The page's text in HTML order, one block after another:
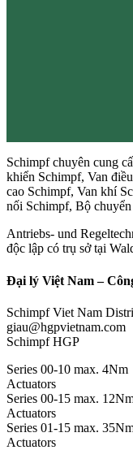
Schimpf chuyên cung
khiển Schimpf, Van
cao Schimpf, Van khí
nối Schimpf, Bộ
Antriebs- und
độc lập có trụ sở tại
Đại lý Việt Nam –
Schimpf Viet Nam
giau@hgpvietnam.com
Schimpf HGP
Series 00-10 max. 4Nm
Actuators
Series 00-15 max.
Actuators
Series 01-15 max.
Actuators